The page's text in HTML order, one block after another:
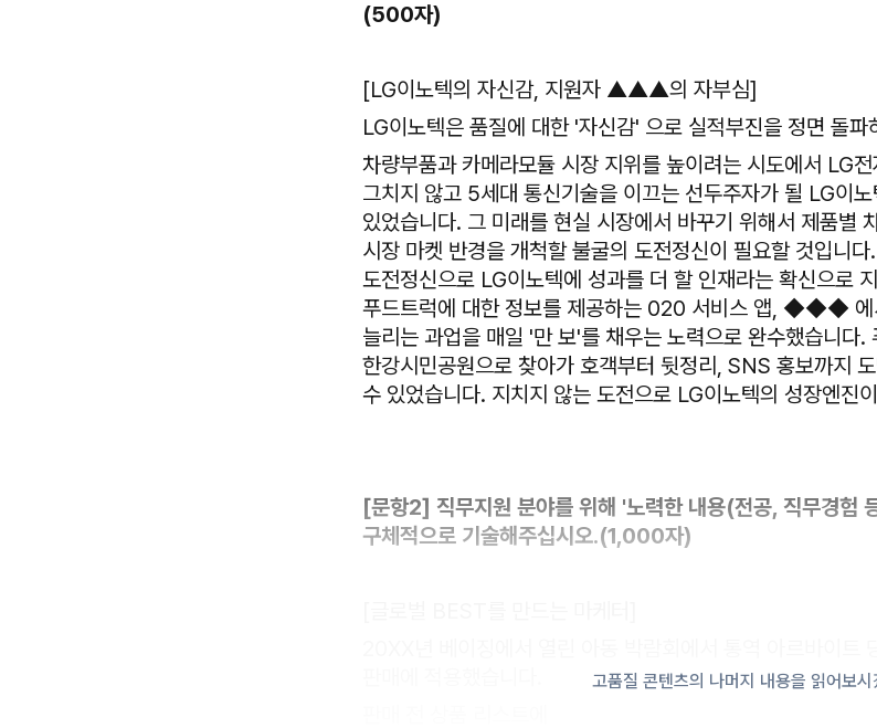
(500자)
[LG이노텍의 자신감, 지원자 ▲▲▲의 자부심]
LG이노텍은 품질에 대한 '자신감' 으로 실적부진을 정면 돌파
차량부품과 카메라모듈 시장 지위를 높이려는 시도에서 LG
그치지 않고 5세대 통신기술을 이끄는 선두주자가 될 LG이
있었습니다. 그 미래를 현실 시장에서 바꾸기 위해서 제품별
시장 마켓 반경을 개척할 불굴의 도전정신이 필요할 것입니다
도전정신으로 LG이노텍에 성과를 더 할 인재라는 확신으로
푸드트럭에 대한 정보를 제공하는 020 서비스 앱, ◆◆◆ 에
늘리는 과업을 매일 '만 보'를 채우는 노력으로 완수했습니다.
한강시민공원으로 찾아가 호객부터 뒷정리, SNS 홍보까지
수 있었습니다. 지치지 않는 도전으로 LG이노텍의 성장엔진
[문항2] 직무지원 분야를 위해 '노력한 내용(전공, 직무경험
구체적으로 기술해주십시오.(1,000자)
고품질 콘텐츠의 나머지 내용을 읽어보